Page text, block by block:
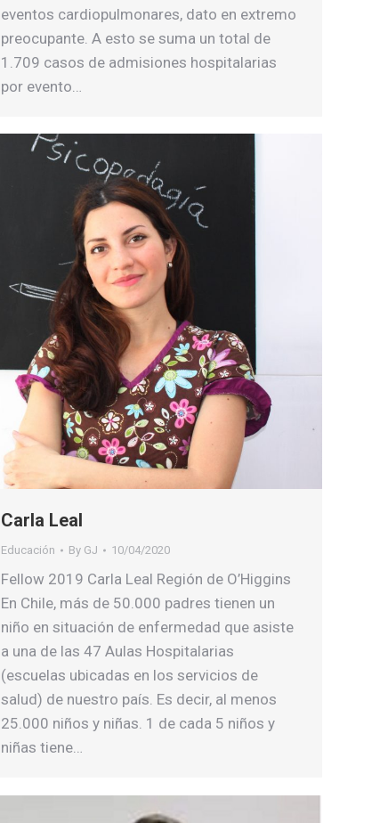
eventos cardiopulmonares, dato en extremo
preocupante. A esto se suma un total de
1.709 casos de admisiones hospitalarias
por evento…
Carla Leal
Educación By GJ 10/04/2020
Fellow 2019 Carla Leal Región de O’Higgins
En Chile, más de 50.000 padres tienen un
niño en situación de enfermedad que asiste
a una de las 47 Aulas Hospitalarias
(escuelas ubicadas en los servicios de
salud) de nuestro país. Es decir, al menos
25.000 niños y niñas. 1 de cada 5 niños y
niñas tiene…